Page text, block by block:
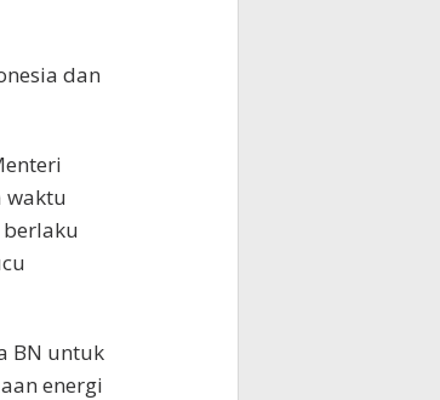
dan
waktu
BN untuk
energi